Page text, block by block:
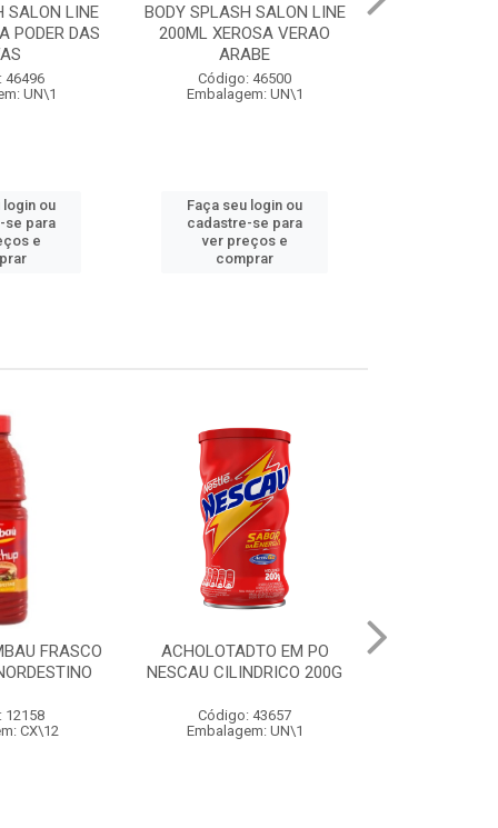
SALON LINE
PODER DAS
46496
UN\1
login ou
se para
e
BODY SPLASH SALON LINE
200ML XEROSA VERAO
ARABE
Código: 46500
Embalagem: UN\1
Faça seu login ou
cadastre-se para
ver preços e
comprar
FRASCO
12158
CX\12
ACHOLOTADTO EM PO
NESCAU CILINDRICO 200G
Código: 43657
Embalagem: UN\1